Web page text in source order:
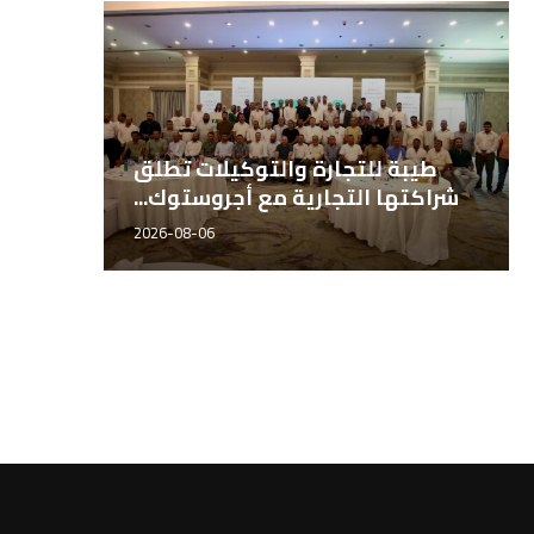
الدكتور إبراهيم عدلي، مدير إدارة
الجودة بشركة مصر...
2026-06-21
عماد عادل مدير إدارة الآباء
هاي تك...
2026-06-21
كبير الباحثين بـ«مصر هاي تك
الدولية للبذور» الدكتور...
2026-06-21